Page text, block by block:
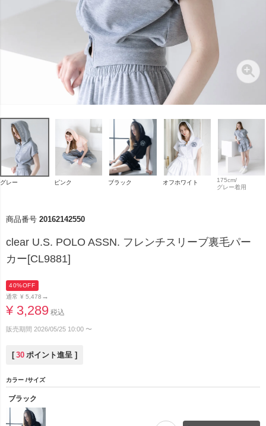
グレー ピンク ブラック オフホワイト
175cm/
グレー着用
商品番号 20162142550
clear U.S. POLO ASSN. フレンチスリーブ裏毛パー
カー[CL9881]
40%OFF
通常 ¥ 5,478 →
¥ 3,289 税込
販売期間 2026/05/25 10:00 〜
[ 30 ポイント進呈 ]
カラー サイズ
ブラック